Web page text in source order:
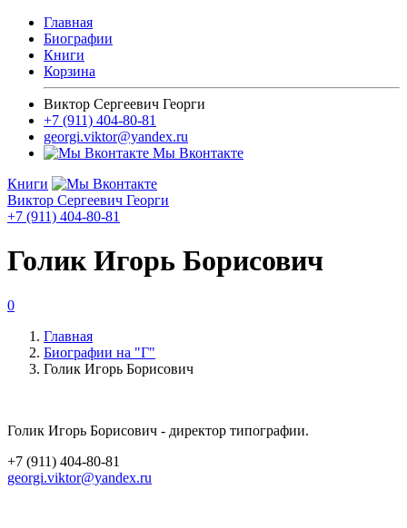
Главная
Биографии
Книги
Корзина
Виктор Сергеевич Георги
+7 (911) 404-80-81
georgi.viktor@yandex.ru
Мы Вконтакте
Книги
Виктор Сергеевич Георги
+7 (911) 404-80-81
Голик Игорь Борисович
0
Главная
Биографии на "Г"
Голик Игорь Борисович
Голик Игорь Борисович - директор типографии.
+7 (911) 404-80-81
georgi.viktor@yandex.ru